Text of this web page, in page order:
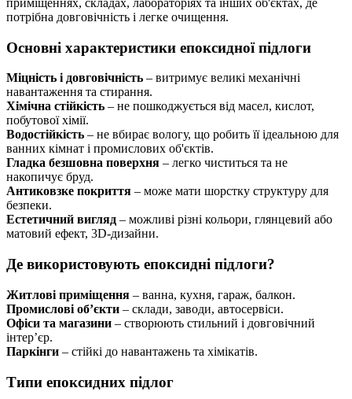
приміщеннях, складах, лабораторіях та інших об'єктах, де
потрібна довговічність і легке очищення.
Основні характеристики епоксидної підлоги
Міцність і довговічність – витримує великі механічні
навантаження та стирання.
Хімічна стійкість – не пошкоджується від масел, кислот,
побутової хімії.
Водостійкість – не вбирає вологу, що робить її ідеальною для
ванних кімнат і промислових об'єктів.
Гладка безшовна поверхня – легко чиститься та не
накопичує бруд.
Антиковзке покриття – може мати шорстку структуру для
безпеки.
Естетичний вигляд – можливі різні кольори, глянцевий або
матовий ефект, 3D-дизайни.
Де використовують епоксидні підлоги?
Житлові приміщення – ванна, кухня, гараж, балкон.
Промислові об’єкти – склади, заводи, автосервіси.
Офіси та магазини – створюють стильний і довговічний
інтер’єр.
Паркінги – стійкі до навантажень та хімікатів.
Типи епоксидних підлог